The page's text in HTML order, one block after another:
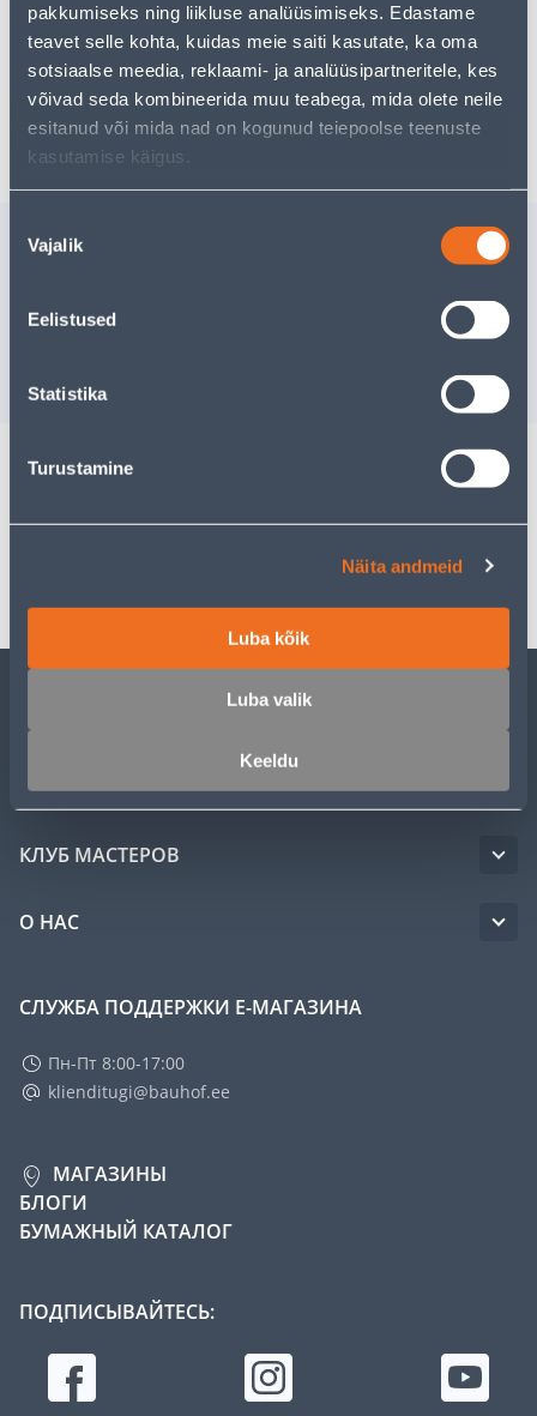
pakkumiseks ning liikluse analüüsimiseks. Edastame
teavet selle kohta, kuidas meie saiti kasutate, ka oma
sotsiaalse meedia, reklaami- ja analüüsipartneritele, kes
võivad seda kombineerida muu teabega, mida olete neile
esitanud või mida nad on kogunud teiepoolse teenuste
kasutamise käigus.
valik
Vajalik
Eelistused
Statistika
Turustamine
Näita andmeid
Luba kõik
Luba valik
Keeldu
Предполагаемая доставка 3,69 € от 2-5 tööpäeva
Посылочный автомат от 2,29 € с 2-5 tööpäeva
Забрать в магазине, с 07.08.2026
Похожие продукты
100TK
2.00 €
УСЛУГИ
КЛУБ МАСТЕРОВ
О НАС
СЛУЖБА ПОДДЕРЖКИ Е-МАГАЗИНА
Пн-Пт 8:00-17:00
klienditugi@bauhof.ee
МАГАЗИНЫ
БЛОГИ
БУМАЖНЫЙ КАТАЛОГ
ПОДПИСЫВАЙТЕСЬ: